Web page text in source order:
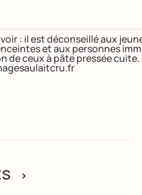
: il est déconseillé aux
et aux personnes
de ceux à pâte pressée
>